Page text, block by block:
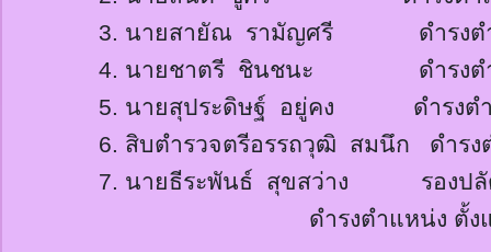
3. นายสายัณ รามัญศรี ดำรงตำ
4. นายชาตรี ชินชนะ ดำรงตำแ
5. นายสุประดิษฐ์ อยู่คง ดำรงตำ
6. สิบตำรวจตรีอรรถวุฒิ สมนึก ดำรง
7. นายธีระพันธ์ สุขสว่าง รองปลัดเ
ดำรงตำแหน่ง ตั้ง